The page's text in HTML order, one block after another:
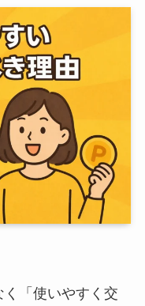
「使いやすく交